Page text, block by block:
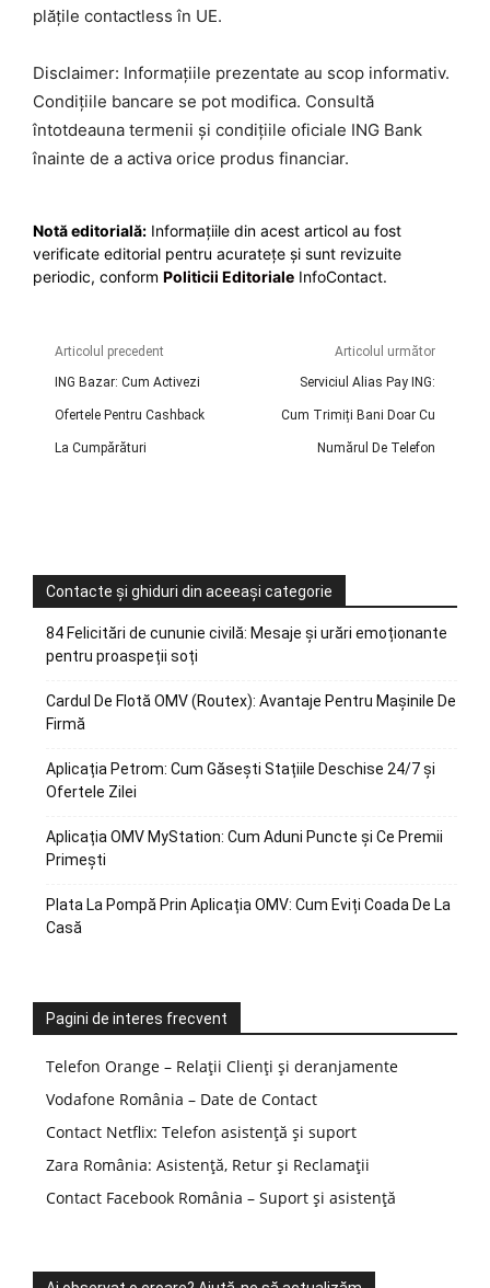
plățile contactless în UE.
Disclaimer: Informațiile prezentate au scop informativ.
Condițiile bancare se pot modifica. Consultă
întotdeauna termenii și condițiile oficiale ING Bank
înainte de a activa orice produs financiar.
Notă editorială: Informațiile din acest articol au fost
verificate editorial pentru acuratețe și sunt revizuite
periodic, conform Politicii Editoriale InfoContact.
Articolul precedent
ING Bazar: Cum Activezi
Ofertele Pentru Cashback
La Cumpărături
Articolul următor
Serviciul Alias Pay ING:
Cum Trimiți Bani Doar Cu
Numărul De Telefon
Contacte și ghiduri din aceeași categorie
84 Felicitări de cununie civilă: Mesaje și urări emoționante
pentru proaspeții soți
Cardul De Flotă OMV (Routex): Avantaje Pentru Mașinile De
Firmă
Aplicația Petrom: Cum Găsești Stațiile Deschise 24/7 și
Ofertele Zilei
Aplicația OMV MyStation: Cum Aduni Puncte și Ce Premii
Primești
Plata La Pompă Prin Aplicația OMV: Cum Eviți Coada De La
Casă
Pagini de interes frecvent
Telefon Orange – Relații Clienți și deranjamente
Vodafone România – Date de Contact
Contact Netflix: Telefon asistență și suport
Zara România: Asistență, Retur și Reclamații
Contact Facebook România – Suport și asistență